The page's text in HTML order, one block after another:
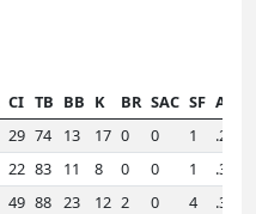
CI TB BB K BR SAC SF AVE
29 74 13 17 0 0 1 .247
22 83 11 8 0 0 1 .338
49 88 23 12 2 0 4 .311